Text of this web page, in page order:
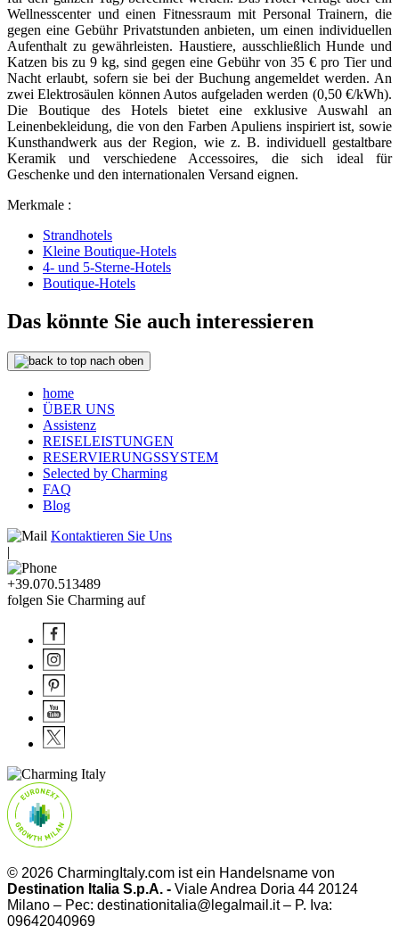
Wellnesscenter und einen Fitnessraum mit Personal Trainern, die
gegen eine Gebühr Privatstunden anbieten, um einen individuellen
Aufenthalt zu gewährleisten. Haustiere, ausschließlich Hunde und
Katzen bis zu 9 kg, sind gegen eine Gebühr von 35 € pro Tier und
Nacht erlaubt, sofern sie bei der Buchung angemeldet werden. An
zwei Elektrosäulen können Autos aufgeladen werden (0,50 €/kWh).
Die Boutique des Hotels bietet eine exklusive Auswahl an
Leinenbekleidung, die von den Farben Apuliens inspiriert ist, sowie
Kunsthandwerk aus der Region, wie z. B. individuell gestaltbare
Keramik und verschiedene Accessoires, die sich ideal für
Geschenke und den internationalen Versand eignen.
Merkmale :
Strandhotels
Kleine Boutique-Hotels
4- und 5-Sterne-Hotels
Boutique-Hotels
Das könnte Sie auch interessieren
nach oben
home
ÜBER UNS
Assistenz
REISELEISTUNGEN
RESERVIERUNGSSYSTEM
Selected by Charming
FAQ
Blog
Kontaktieren Sie Uns
|
+39.070.513489
folgen Sie Charming auf
© 2026 CharmingItaly.com ist ein Handelsname von
Destination Italia S.p.A. - Viale Andrea Doria 44 20124
Milano – Pec: destinationitalia@legalmail.it – P. Iva:
09642040969